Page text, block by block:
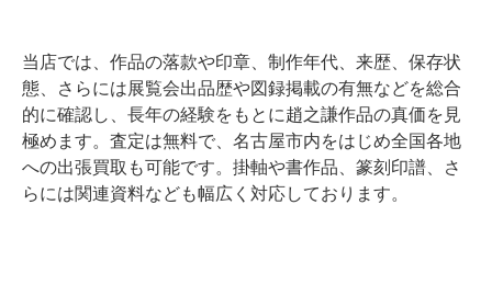
当店では、作品の落款や印章、制作年代、来歴、保存状
態、さらには展覧会出品歴や図録掲載の有無などを総合
的に確認し、長年の経験をもとに趙之謙作品の真価を見
極めます。査定は無料で、名古屋市内をはじめ全国各地
への出張買取も可能です。掛軸や書作品、篆刻印譜、さ
らには関連資料なども幅広く対応しております。